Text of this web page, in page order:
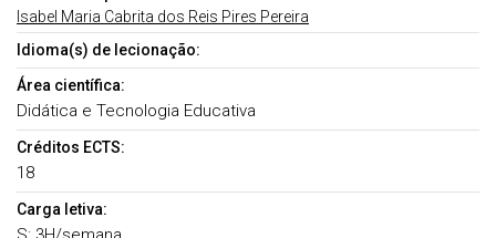
Isabel Maria Cabrita dos Reis Pires Pereira
Idioma(s) de lecionação:
Área científica:
Didática e Tecnologia Educativa
Créditos ECTS:
18
Carga letiva: